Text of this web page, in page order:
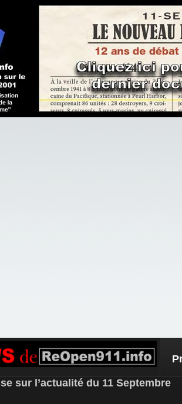
– NEWS
sur l’actualité du 11 Septembre